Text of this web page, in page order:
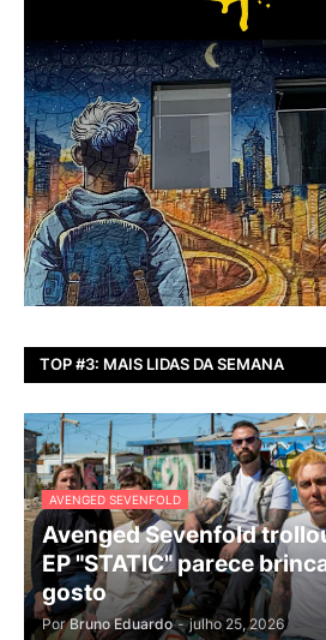
TOP #3: MAIS LIDAS DA SEMANA
AVENGED SEVENFOLD
Avenged Sevenfold
EP "STATIC" parece
gosto
Por Bruno Eduardo - julho 25, 2026